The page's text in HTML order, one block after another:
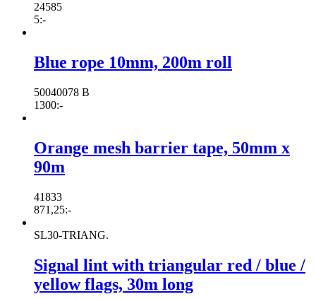
24585
5:-
Blue rope 10mm, 200m roll
50040078 B
1300:-
Orange mesh barrier tape, 50mm x
90m
41833
871,25:-
SL30-TRIANG.
Signal lint with triangular red / blue /
yellow flags, 30m long